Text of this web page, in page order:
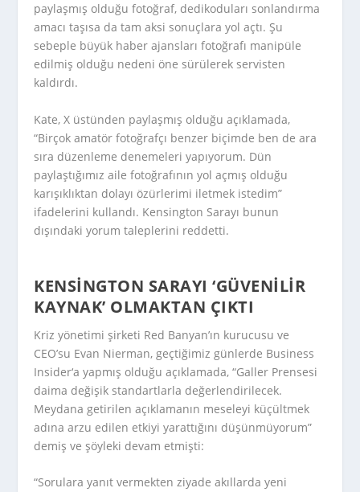
paylaşmış olduğu fotoğraf, dedikoduları sonlandırma
amacı taşısa da tam aksi sonuçlara yol açtı. Şu
sebeple büyük haber ajansları fotoğrafı manipüle
edilmiş olduğu nedeni öne sürülerek servisten
kaldırdı.
Kate, X üstünden paylaşmış olduğu açıklamada,
“Birçok amatör fotoğrafçı benzer biçimde ben de ara
sıra düzenleme denemeleri yapıyorum. Dün
paylaştığımız aile fotoğrafının yol açmış olduğu
karışıklıktan dolayı özürlerimi iletmek istedim”
ifadelerini kullandı. Kensington Sarayı bunun
dışındaki yorum taleplerini reddetti.
KENSINGTON SARAYI ‘GÜVENILIR
KAYNAK’ OLMAKTAN ÇIKTI
Kriz yönetimi şirketi Red Banyan’ın kurucusu ve
CEO’su Evan Nierman, geçtiğimiz günlerde Business
Insider‘a yapmış olduğu açıklamada, “Galler Prensesi
daima değişik standartlarla değerlendirilecek.
Meydana getirilen açıklamanın meseleyi küçültmek
adına arzu edilen etkiyi yarattığını düşünmüyorum”
demiş ve şöyleki devam etmişti:
“Sorulara yanıt vermekten ziyade akıllarda yeni